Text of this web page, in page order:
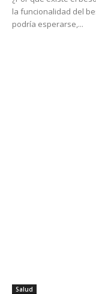
la funcionalidad del
podría esperarse,...
Salud